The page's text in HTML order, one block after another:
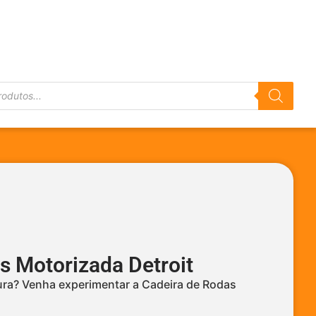
Motorizada Detroit
Venha experimentar a Cadeira de Rodas